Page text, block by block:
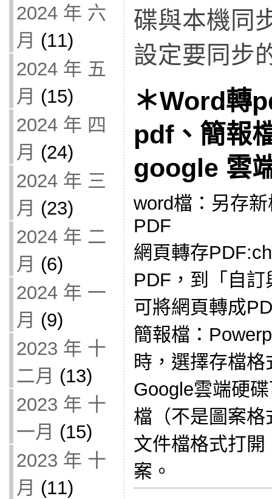
2024 年 六
月 (11)
2024 年 五
月 (15)
2024 年 四
月 (24)
2024 年 三
月 (23)
2024 年 二
月 (6)
2024 年 一
月 (9)
2023 年 十
二月 (13)
2023 年 十
一月 (15)
2023 年 十
月 (11)
碟與本機同
設定要同步
＊Word轉
pdf、簡報
google 雲
word檔：另存
PDF
網頁轉存
PDF，到「自
可將網頁轉成
簡報檔：
時，選擇存檔格
Google雲端硬
檔（不是圖案
文件檔格式打
案。